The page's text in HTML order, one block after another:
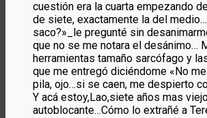
cuestión era la cuarta empezando
de siete, exactamente la del
saco?»_le pregunté sin
que no se me notara el desánimo…
herramientas tamaño sarcófago y
que me entregó diciéndome «No
pila, ojo…si se caen, me despierto
Y acá estoy,Lao,siete años mas
autoblocante…Cómo lo extrañé a